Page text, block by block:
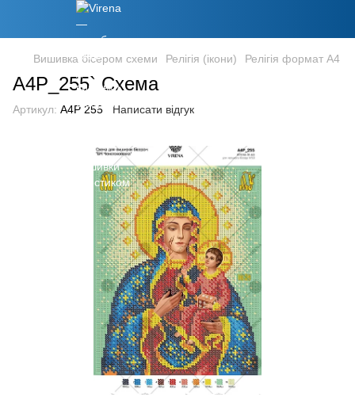
Вишивка бісером схеми Релігія (ікони) Релігія формат А4
А4Р_255` Схема
Артикул: А4Р 255 Написати відгук